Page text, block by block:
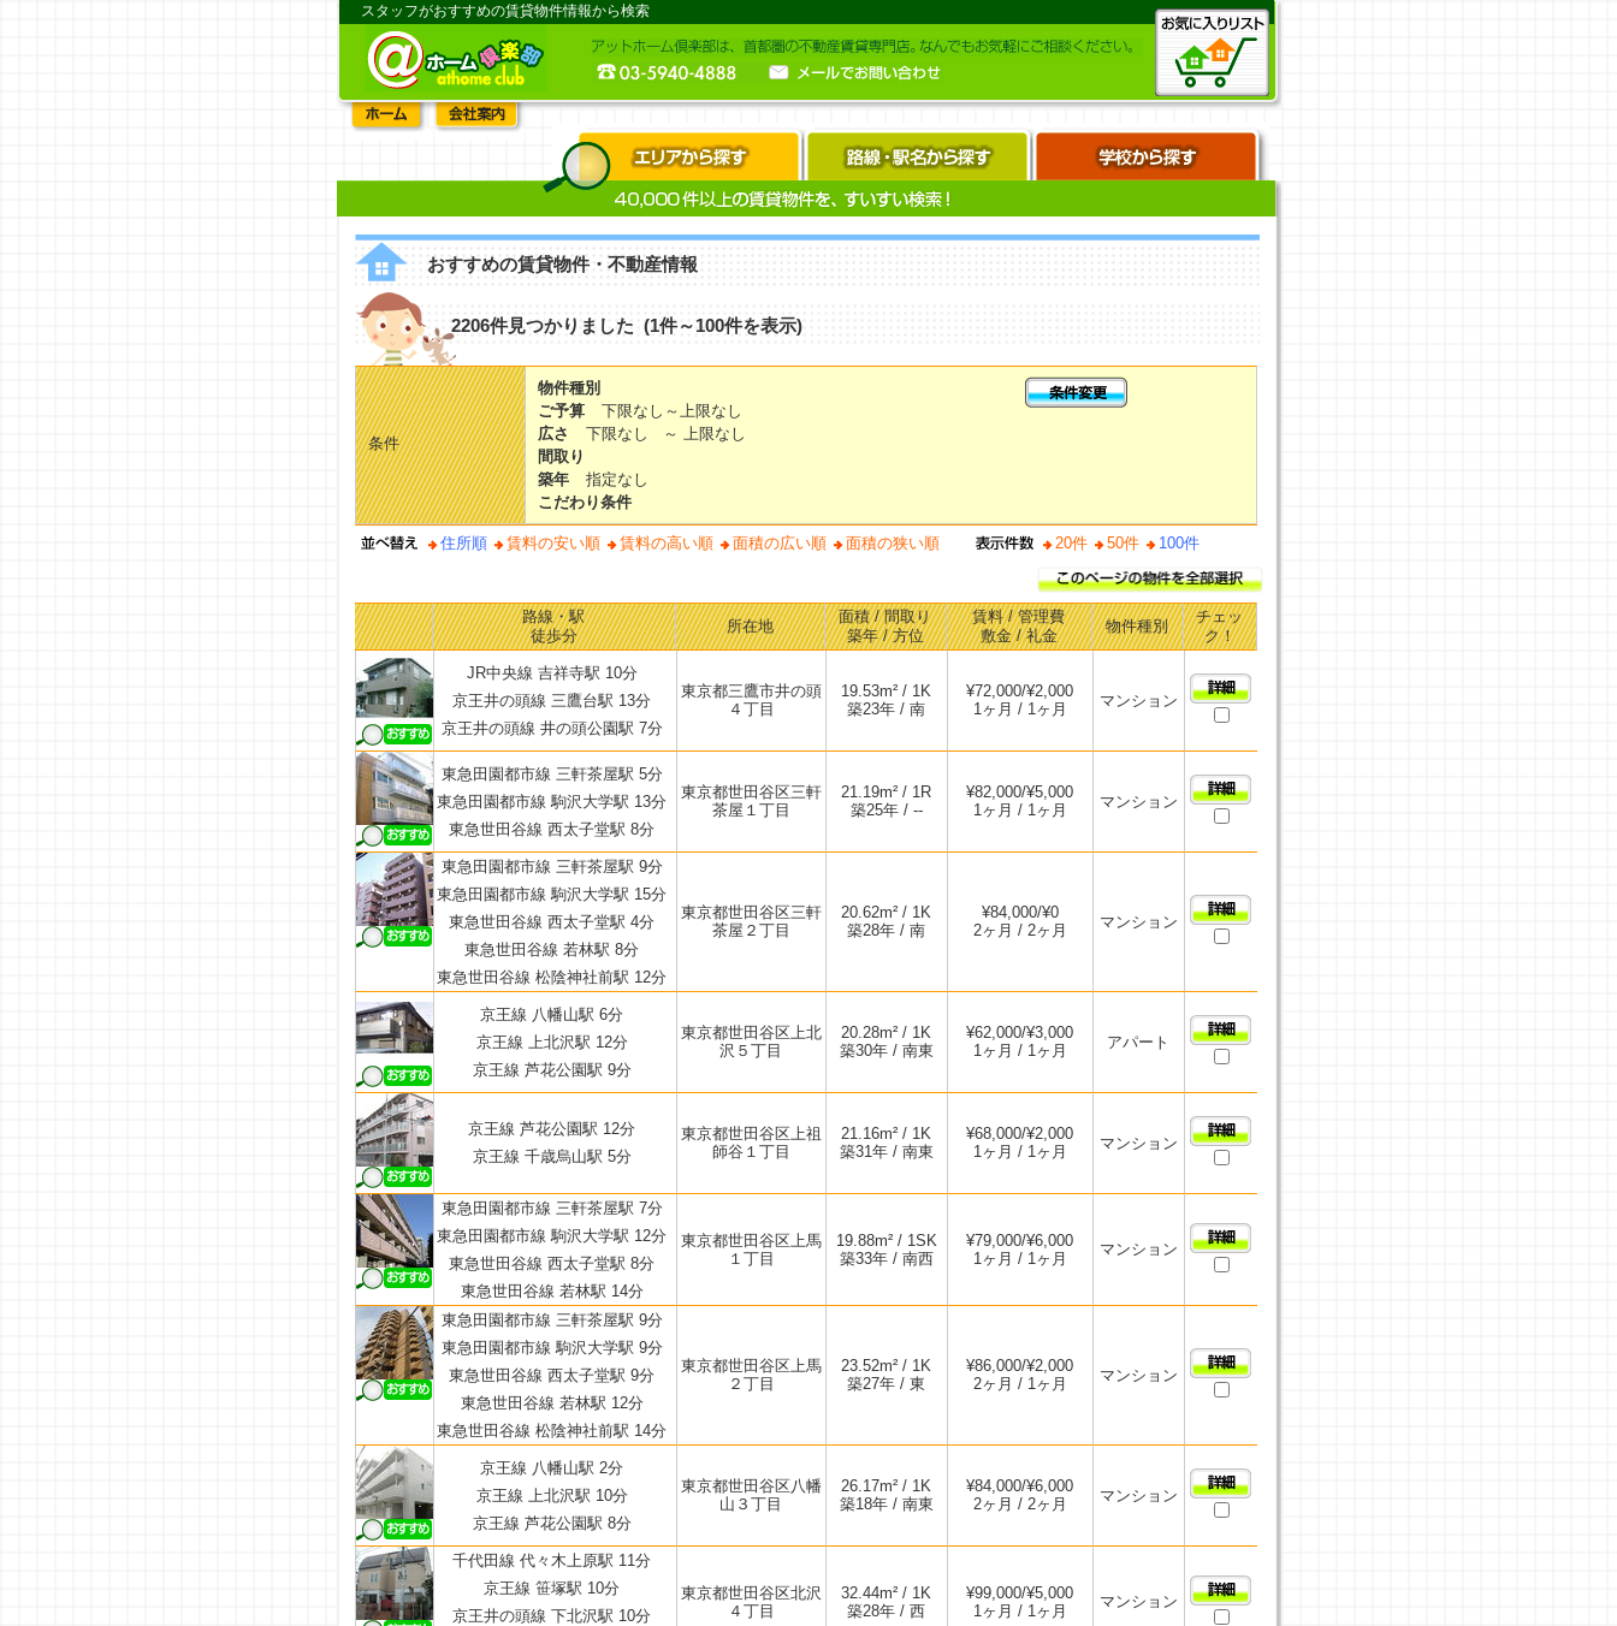
スタッフがおすすめの賃貸物件情報から検索
おすすめの賃貸物件・不動産情報
2206件見つかりました (1件～100件を表示)
条件
物件種別
ご予算
下限なし～上限なし
広さ
下限なし ～ 上限なし
間取り
築年
指定なし
こだわり条件
住所順 賃料の安い順 賃料の高い順 面積の広い順 面積の狭い順 20件 50件 100件
路線・駅
徒歩分
所在地
面積 / 間取り
築年 / 方位
賃料 / 管理費
敷金 / 礼金
物件種別
チェッ
ク！
JR中央線 吉祥寺駅 10分
京王井の頭線 三鷹台駅 13分
京王井の頭線 井の頭公園駅 7分
東京都三鷹市井の頭
４丁目
19.53m² / 1K
築23年 / 南
¥72,000/¥2,000
1ヶ月 / 1ヶ月
マンション
東急田園都市線 三軒茶屋駅 5分
東急田園都市線 駒沢大学駅 13分
東急世田谷線 西太子堂駅 8分
東京都世田谷区三軒
茶屋１丁目
21.19m² / 1R
築25年 / --
¥82,000/¥5,000
1ヶ月 / 1ヶ月
マンション
東急田園都市線 三軒茶屋駅 9分
東急田園都市線 駒沢大学駅 15分
東急世田谷線 西太子堂駅 4分
東急世田谷線 若林駅 8分
東急世田谷線 松陰神社前駅 12分
東京都世田谷区三軒
茶屋２丁目
20.62m² / 1K
築28年 / 南
¥84,000/¥0
2ヶ月 / 2ヶ月
マンション
京王線 八幡山駅 6分
京王線 上北沢駅 12分
京王線 芦花公園駅 9分
東京都世田谷区上北
沢５丁目
20.28m² / 1K
築30年 / 南東
¥62,000/¥3,000
1ヶ月 / 1ヶ月
アパート
京王線 芦花公園駅 12分
京王線 千歳烏山駅 5分
東京都世田谷区上祖
師谷１丁目
21.16m² / 1K
築31年 / 南東
¥68,000/¥2,000
1ヶ月 / 1ヶ月
マンション
東急田園都市線 三軒茶屋駅 7分
東急田園都市線 駒沢大学駅 12分
東急世田谷線 西太子堂駅 8分
東急世田谷線 若林駅 14分
東京都世田谷区上馬
１丁目
19.88m² / 1SK
築33年 / 南西
¥79,000/¥6,000
1ヶ月 / 1ヶ月
マンション
東急田園都市線 三軒茶屋駅 9分
東急田園都市線 駒沢大学駅 9分
東急世田谷線 西太子堂駅 9分
東急世田谷線 若林駅 12分
東急世田谷線 松陰神社前駅 14分
東京都世田谷区上馬
２丁目
23.52m² / 1K
築27年 / 東
¥86,000/¥2,000
2ヶ月 / 1ヶ月
マンション
京王線 八幡山駅 2分
京王線 上北沢駅 10分
京王線 芦花公園駅 8分
東京都世田谷区八幡
山３丁目
26.17m² / 1K
築18年 / 南東
¥84,000/¥6,000
2ヶ月 / 2ヶ月
マンション
千代田線 代々木上原駅 11分
京王線 笹塚駅 10分
京王井の頭線 下北沢駅 10分
東京都世田谷区北沢
４丁目
32.44m² / 1K
築28年 / 西
¥99,000/¥5,000
1ヶ月 / 1ヶ月
マンション